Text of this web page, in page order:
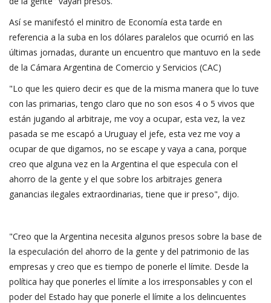
Así se manifestó el minitro de Economía esta tarde en
referencia a la suba en los dólares paralelos que ocurrió en las
últimas jornadas, durante un encuentro que mantuvo en la sede
de la Cámara Argentina de Comercio y Servicios (CAC)
"Lo que les quiero decir es que de la misma manera que lo tuve
con las primarias, tengo claro que no son esos 4 o 5 vivos que
están jugando al arbitraje, me voy a ocupar, esta vez, la vez
pasada se me escapó a Uruguay el jefe, esta vez me voy a
ocupar de que digamos, no se escape y vaya a cana, porque
creo que alguna vez en la Argentina el que especula con el
ahorro de la gente y el que sobre los arbitrajes genera
ganancias ilegales extraordinarias, tiene que ir preso", dijo.
"Creo que la Argentina necesita algunos presos sobre la base de
la especulación del ahorro de la gente y del patrimonio de las
empresas y creo que es tiempo de ponerle el límite. Desde la
política hay que ponerles el límite a los irresponsables y con el
poder del Estado hay que ponerle el límite a los delincuentes